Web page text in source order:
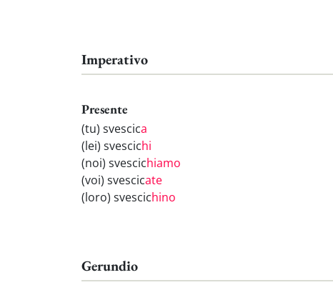
Imperativo
Presente
(tu) svescica
(lei) svescichi
(noi) svescichiamo
(voi) svescicate
(loro) svescichino
Gerundio